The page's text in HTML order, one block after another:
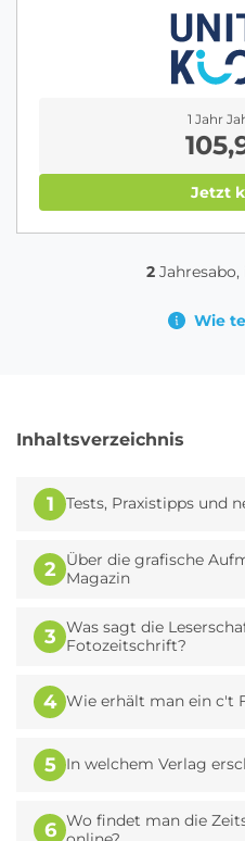
1 Jahr
Jetzt
2Jahresabo,
Wie
Inhaltsverzeichnis
1 Tests, Praxistipps und
2
Über die grafische
Magazin
3 Was sagt die
Fotozeitschrift?
4 Wie erhält man ein c't
5 In welchem Verlag
6 Wo findet man die